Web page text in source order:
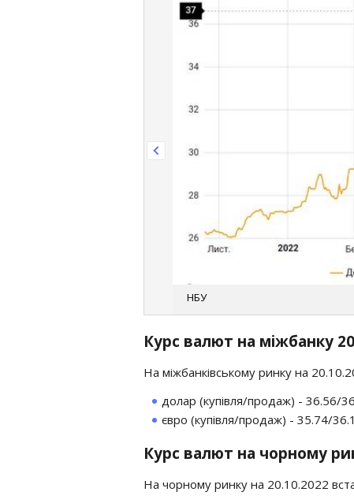
НБУ
Курс валют на міжбанку
На міжбанківському ринку на
долар (купівля/продаж) - 36.56/
євро (купівля/продаж) - 35.74/
Курс валют на чорному
На чорному ринку на 20.10.2022